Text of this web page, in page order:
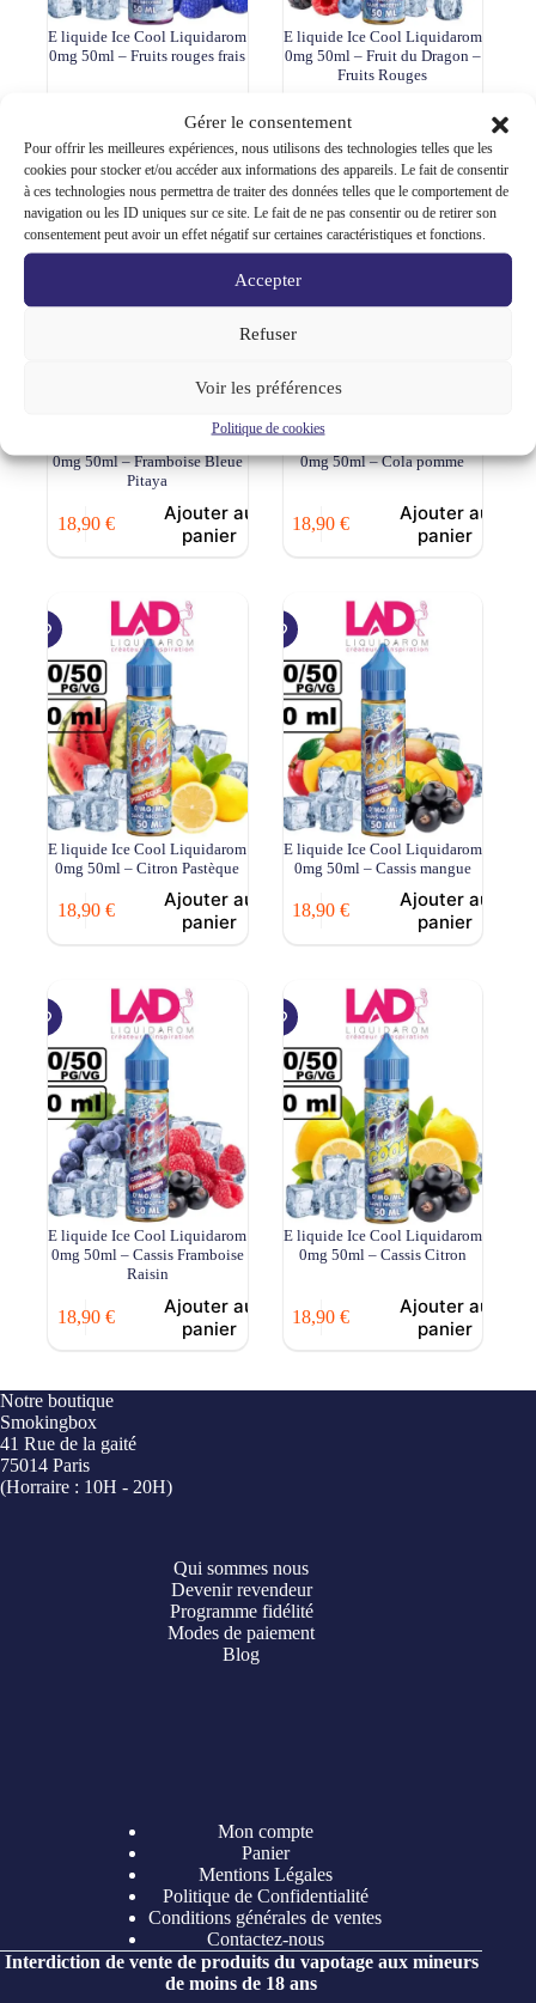
Gérer le consentement
Pour offrir les meilleures expériences, nous utilisons des technologies telles que les
cookies pour stocker et/ou accéder aux informations des appareils. Le fait de consentir
à ces technologies nous permettra de traiter des données telles que le comportement de
navigation ou les ID uniques sur ce site. Le fait de ne pas consentir ou de retirer son
consentement peut avoir un effet négatif sur certaines caractéristiques et fonctions.
Accepter
Refuser
Voir les préférences
Politique de cookies
E liquide Ice Cool Liquidarom
0mg 50ml – Fruits rouges frais
panier
E liquide Ice Cool Liquidarom
0mg 50ml – Fruit du Dragon –
Fruits Rouges
18,90€
E liquide Ice Cool Liquidarom
0mg 50ml – Framboise Bleue
Pitaya
18,90 €
Ajouter au
panier
0mg 50ml – Cola pomme
18,90€
Ajouter au
panier
E liquide Ice Cool Liquidarom
0mg 50ml – Citron Pastèque
18,90 €
Ajouter au
panier
E liquide Ice Cool Liquidarom
0mg 50ml – Cassis mangue
18,90€
Ajouter au
panier
E liquide Ice Cool Liquidarom
0mg 50ml – Cassis Framboise
Raisin
18,90 €
Ajouter au
panier
E liquide Ice Cool Liquidarom
0mg 50ml – Cassis Citron
18,90€
Ajouter au
panier
Notre boutique
Smokingbox
41 Rue de la gaité
75014 Paris
(Horraire : 10H - 20H)
Qui sommes nous
Devenir revendeur
Programme fidélité
Modes de paiement
Blog
Mon compte
Panier
Mentions Légales
Politique de Confidentialité
Conditions générales de ventes
Contactez-nous
Interdiction de vente de produits du vapotage aux mineurs
de moins de 18 ans